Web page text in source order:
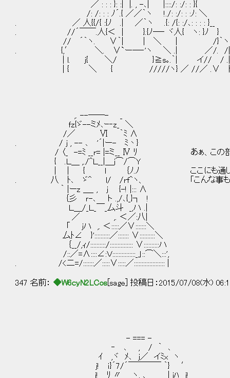
／ : : : }: :| |. , -､| |::::/: :/: : }{
/: /: : : ﾉ´.{ ／／｀ヽ !./: :/: : :ﾉ: ＼
. ／ 人{{/{ :{ﾉ .| ／｀ヽ .{: /{: :/､: : : : }__
. //´￣￣.人{＜ | }.{ﾉ―‐ ヾ人{ ヽ: }ﾉ }
// ´｀ヽ. ∨｀| | ＼ | /}｀ヽ
. {,′ ＼. ∨`ー―‐'ヽ ＼ .| ／/. /|
| l. j{ ＼/ }≧s｡.｀| イ// / .|
| { ＼ { /////ヽ} ／ //／ .∨ ﾄ
,. --──- _
ｆz{ゞ--ミﾒ､ｰ‐z_ ＼
/／ Ⅵ ｀ﾐ ∧
. / j , -- ､ '´|ー- ﾐ丶}
/ 〈_ -=ﾐ __r= |=ミ__ Ⅳ ﾘ あぁ、この部屋の空
{ .Ｌ＿ ,./^Ｌ__|＿j⌒/⌒Y
| | { l ｛ﾉ.ﾉ ここにも通したのはいつか
. 八 ﾄ､ ゞ^ l/ /rf^ヽ、 「こんな事もあろう
｀ |ーz ＿_ , j {-! |::: ∧
｛彡 ｒ-､ ト .,/､{_}┐ !
Ｌ＿/_Ｌ_￣_厶斗 _,ハ .|
／ ,. ＜／:八|
「 jハ ,. ＜:::::／∨:::::::＼
厶ﾄ∠ }'::::::::::／::::::: ∨::::::::::＼
｛__/,ｨ/::::::::::/::::::::::::::: ∨::::::::::ハ
/::／=∧::::∠:Ｖ:::::::::::::::_」::⌒＼:::',
. /<二=/:::::::／:::::∨:::::／:::::::::::::::::::: |
347 名前： ◆W6cyN2LCos [sage] 投稿日：2015/07/08(水)
- === - ( i,;'_ __ ___ _ ___
‐ ､ , /
ｲ ,ヾ ﾒ､ j／ イﾐx ヽ
j! ｉ}´7/´￣￣￣￣ ｀} ′
j! ﾘ 〃 ヽ, ､_＿ | iﾊ j!